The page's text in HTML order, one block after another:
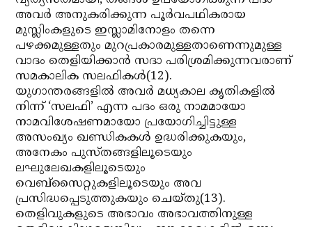
അവര്‍ അനുകരിക്കുന്ന പൂര്‍വപഥികരായ
മുസ്ലിംകളുടെ ഇസ്ലാമിനോളം തന്നെ
പഴക്കമുള്ളതും മുറപ്രകാരമുള്ളതാണെന്നുമുള്ള
വാദം തെളിയിക്കാന്‍ സദാ പരിശ്രമിക്കുന്നവരാണ്
സമകാലിക സലഫികള്‍(12).
യുഗാന്തരങ്ങളില്‍ അവര്‍ മധ്യകാല കൃതികളില്‍
നിന്ന് ‘സലഫി’ എന്ന പദം ഒരു നാമമായോ
നാമവിശേഷണമായോ പ്രയോഗിച്ചിട്ടുള്ള
അസംഖ്യം ഖണ്ഡികകള്‍ ഉദ്ധരിക്കുകയും,
അനേകം പുസ്തങ്ങളിലൂടെയും
ലഘുലേഖകളിലൂടെയും
വെബ്‌സൈറ്റുകളിലൂടെയും അവ
പ്രസിദ്ധപ്പെടുത്തുകയും ചെയ്തു(13).
തെളിവുകളുടെ അഭാവം അഭാവത്തിനുള്ള